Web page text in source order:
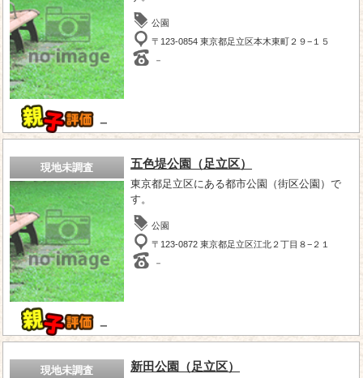
－
公園
〒123-0854 東京都足立区本木東町２９−１５
－
現地未調査
－
五色堤公園（足立区）
東京都足立区にある都市公園（街区公園）で
す。
公園
〒123-0872 東京都足立区江北２丁目８−２１
－
現地未調査 新田公園（足立区）